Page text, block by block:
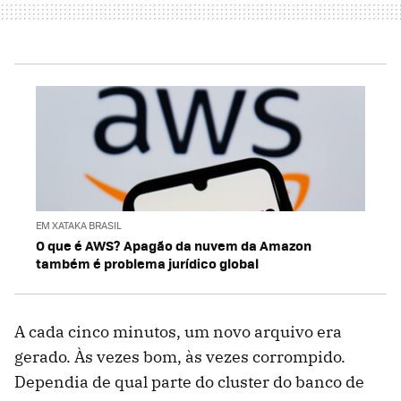
EM XATAKA BRASIL
O que é AWS? Apagão da nuvem da Amazon
também é problema jurídico global
A cada cinco minutos, um novo arquivo era
gerado. Às vezes bom, às vezes corrompido.
Dependia de qual parte do cluster do banco de